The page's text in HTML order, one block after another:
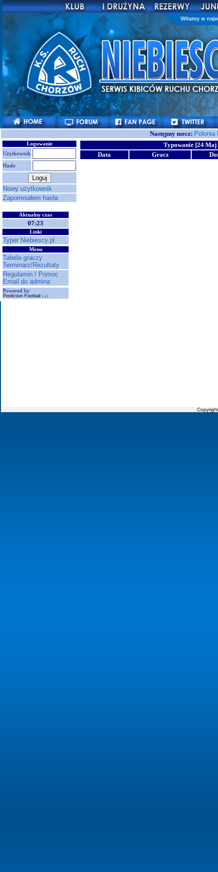
Witamy w
Następny mecz:
Logowanie
Użytkownik
Hasło
Nowy użytkownik
Zapomniałem hasła
Aktualny czas
07:23
Linki
Typer Niebiescy.pl
Menu
Tabela graczy
Terminarz/Rezultaty
Regulamin / Pomoc
Email do admina
Powered by
Prediction Football 1.11
Typowanie [24 Maj
Data
Gracz